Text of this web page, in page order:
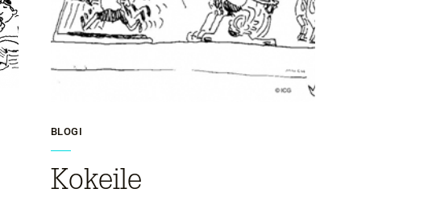
BLOGI
Kokeile